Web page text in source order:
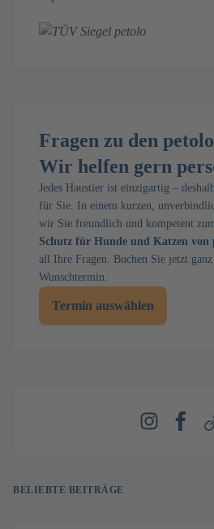
Fragen zu den
Wir helfen gern
Jedes Haustier ist einzigartig –
für Sie. In einem kurzen,
wir Sie freundlich und kompetent
Schutz für Hunde und Katzen von
all Ihre Fragen. Buchen Sie jetzt
Wunschtermin.
Termin auswählen
BELIEBTE BEITRÄGE